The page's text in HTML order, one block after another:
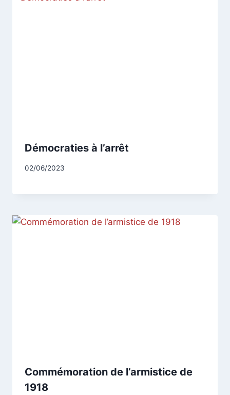
Démocraties à l’arrêt
Par
02/06/2023
Commémoration de l’armistice de
1918